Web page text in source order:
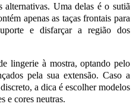
alternativas. Uma delas é o sutiã
apenas as taças frontais para
e disfarçar a região dos
lingerie à mostra, optando pelo
pela sua extensão. Caso a
a dica é escolher modelos
e cores neutras.